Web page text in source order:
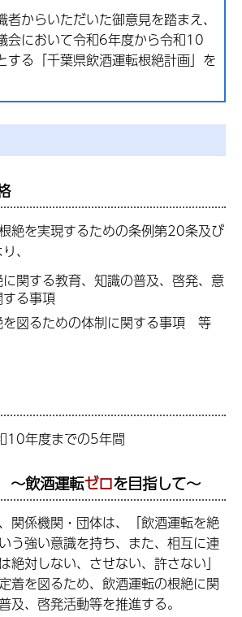
からいただいた御意見を踏まえ、
会において令和6年度から令和10
する「千葉県飲酒運転根絶計画」を
絶を実現するための条例第20条及び
、
関する教育、知識の普及、啓発、意
る事項
を図るための体制に関する事項 等
10年度までの5年間
～飲酒運転ゼロを目指して～
関係機関・団体は、「飲酒運転を絶
う強い意識を持ち、また、相互に連
絶対しない、させない、許さない」
着を図るため、飲酒運転の根絶に関
及、啓発活動等を推進する。